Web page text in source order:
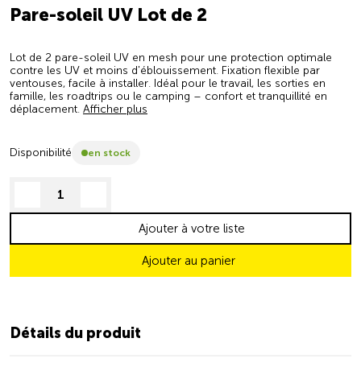
Pare-soleil UV Lot de 2
Lot de 2 pare-soleil UV en mesh pour une protection optimale
contre les UV et moins d'éblouissement. Fixation flexible par
ventouses, facile à installer. Idéal pour le travail, les sorties en
famille, les roadtrips ou le camping – confort et tranquillité en
déplacement. Afficher plus
Disponibilité en stock
decrease quantity
Ajouter au panier
Ajouter à votre liste
Détails du produit